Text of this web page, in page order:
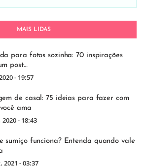
MAIS LIDAS
para fotos sozinha: 70 inspirações
post…
- 19:57
de casal: 75 ideias para fazer com
ama
2020 - 18:43
sumiço funciona? Entenda quando vale
2021 - 03:37